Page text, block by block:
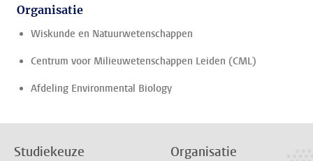
Organisatie
Wiskunde en Natuurwetenschappen
Centrum voor Milieuwetenschappen Leiden (CML)
Afdeling Environmental Biology
Studiekeuze Organisatie